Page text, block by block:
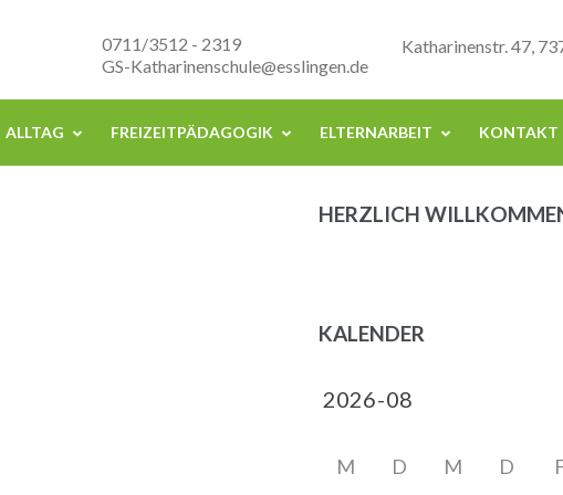
Katharinenstr. 47,
0711/3512 - 2319
GS-Katharinenschule@esslingen.de
ALLTAG FREIZEITPÄDAGOGIK ELTERNARBEIT KONTAKT
HERZLICH
KALENDER
M D M D